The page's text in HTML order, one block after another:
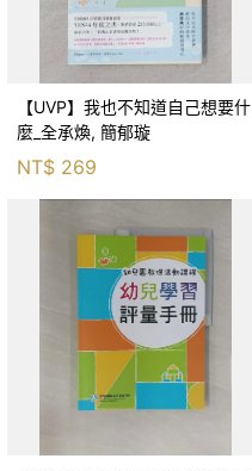
【UVP】我也不知道自己想要什
麼_全承煥, 簡郁璇
NT$ 269